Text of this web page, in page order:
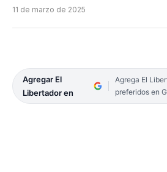
11 de marzo de 2025
Agregar El
Libertador en
Agrega El
preferidos en